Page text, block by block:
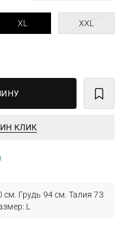
XL XXL
КЛИК
Грудь 94 см. Талия 73
L